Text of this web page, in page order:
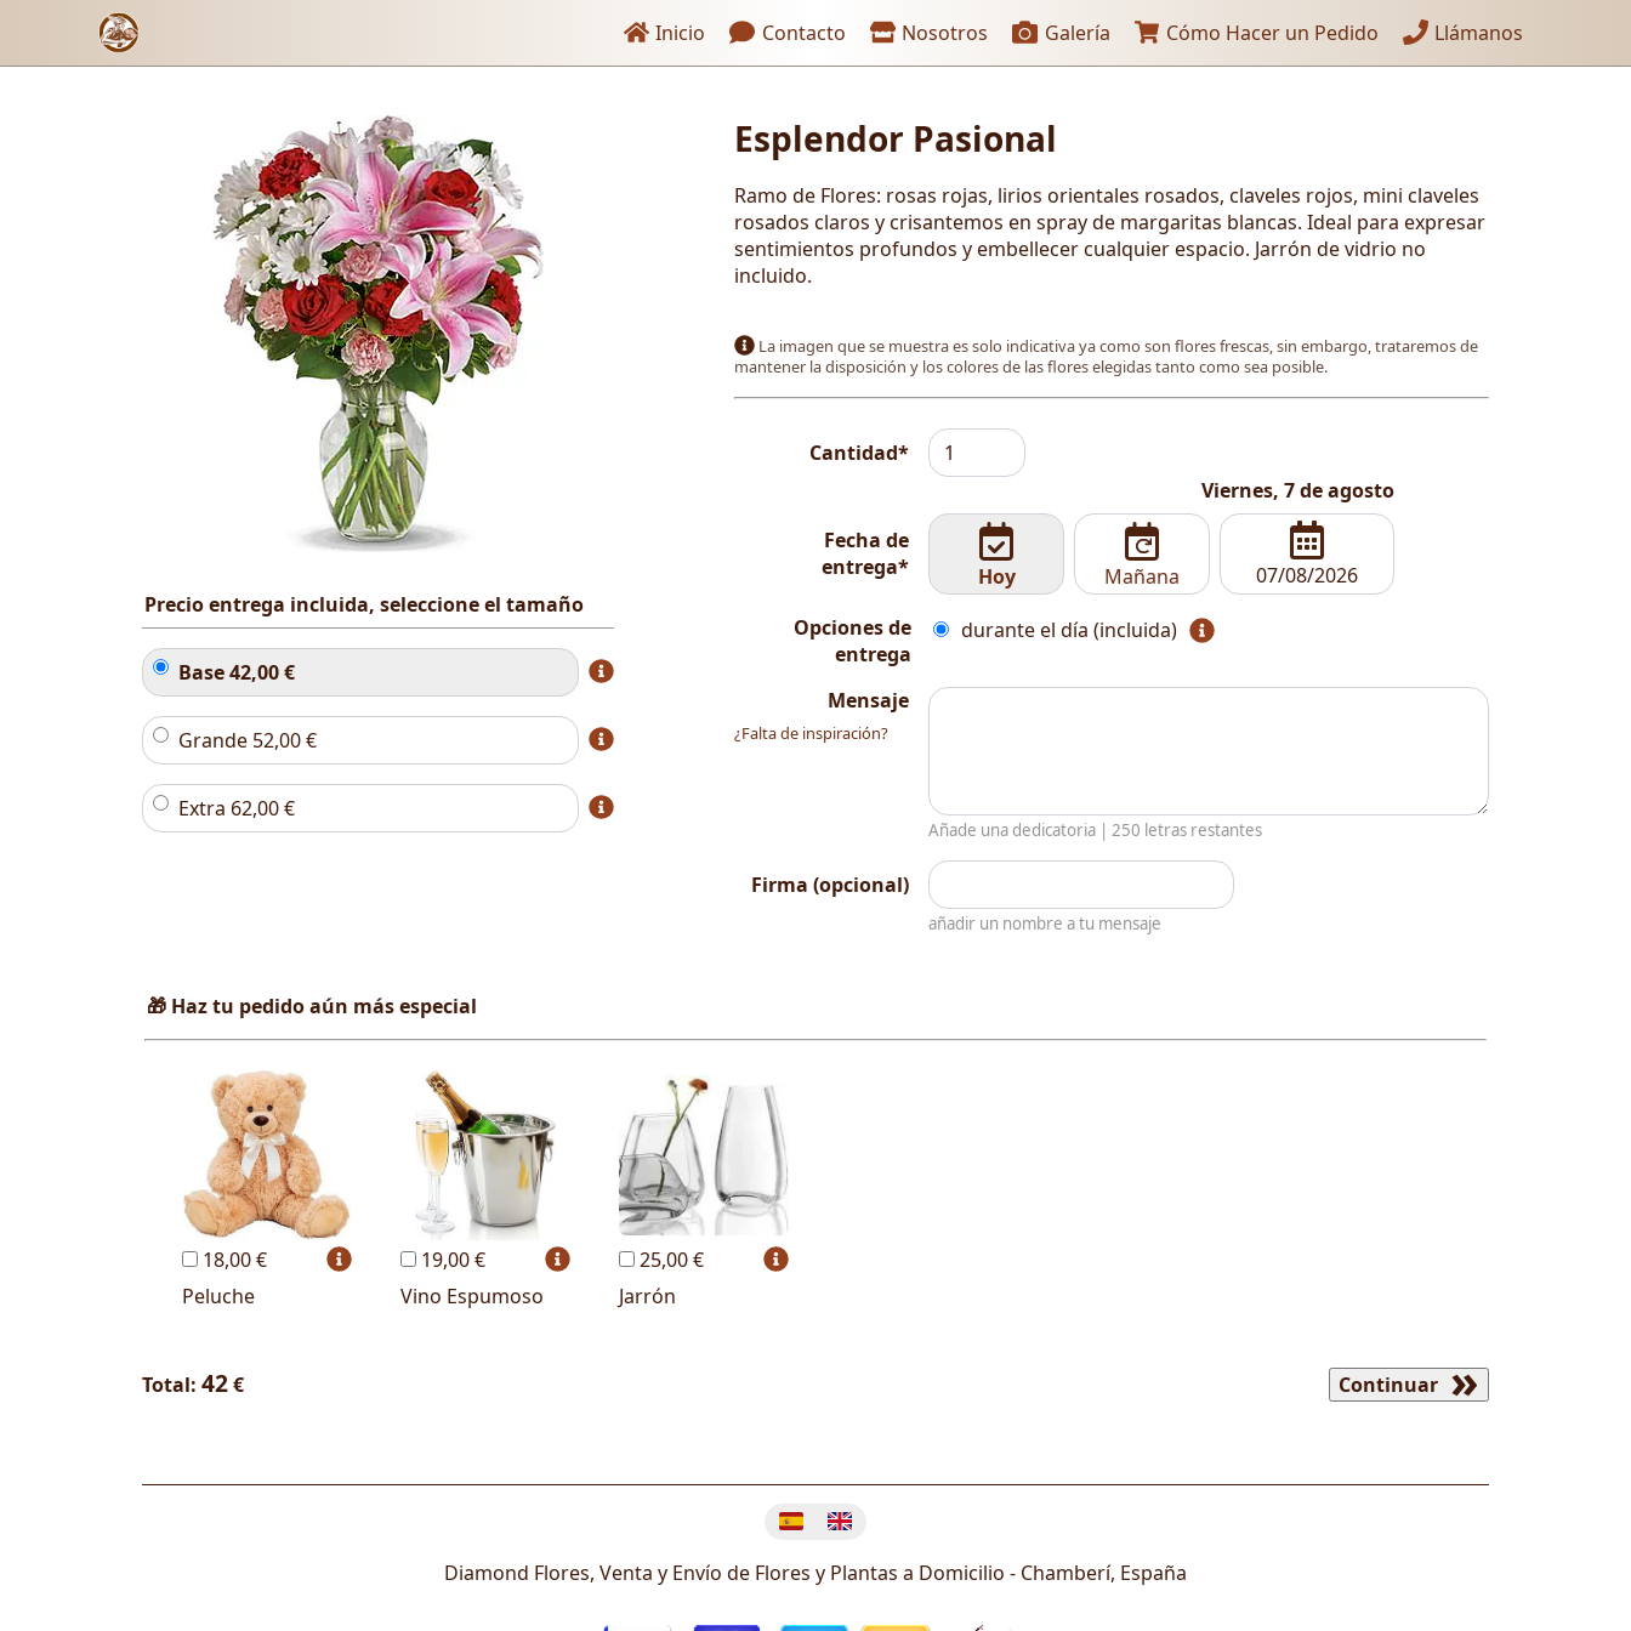
Enlaces de encabezado
Inicio Contacto Nosotros Galería Cómo Hacer un Pedido Llámanos
Esplendor Pasional
Formulario de pago
Precio entrega incluida, seleccione el tamaño
Base42,00€
Grande 52,00€
Extra 62,00€
Esplendor Pasional
Ramo de Flores: rosas rojas, lirios orientales rosados, claveles rojos, mini claveles
rosados claros y crisantemos en spray de margaritas blancas. Ideal para expresar
sentimientos profundos y embellecer cualquier espacio. Jarrón de vidrio no
incluido.
La imagen que se muestra es solo indicativa ya como son flores frescas, sin embargo, trataremos de
mantener la disposición y los colores de las flores elegidas tanto como sea posible.
Cantidad*
Viernes, 7 de agosto
Fecha de
entrega*
Hoy
Mañana
Opciones de
entrega
durante el día (incluida)
Mensaje
¿Falta de inspiración?
Añade una dedicatoria |250 letras restantes
Firma (opcional)
añadir un nombre a tu mensaje
🎁 Haz tu pedido aún más especial
18,00 €
Peluche
19,00 €
Vino Espumoso
25,00 €
Jarrón
Total: 42€ Continuar
Cambiar idioma
Diamond Flores, Venta y Envío de Flores y Plantas a Domicilio - Chamberí, España